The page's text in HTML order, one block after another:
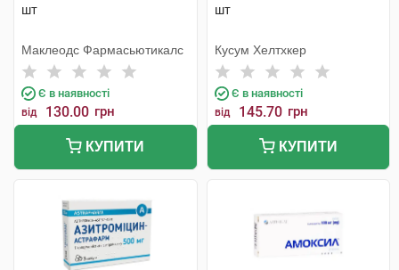
шт
Маклеодс Фармасьютикалс
Є в наявності
від 130.00 грн
КУПИТИ
шт
Кусум Хелтхкер
Є в наявності
від 145.70 грн
КУПИТИ